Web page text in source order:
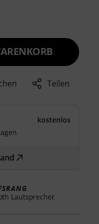
Teilen
kostenlos
Lautsprecher